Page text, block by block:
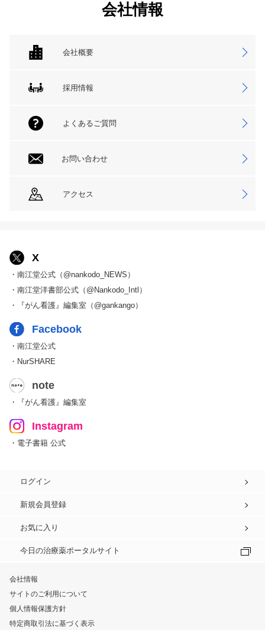
会社情報
会社概要
採用情報
よくあるご質問
お問い合わせ
アクセス
X
・南江堂公式（@nankodo_NEWS）
・南江堂洋書部公式（@Nankodo_Intl）
・『がん看護』編集室（@gankango）
Facebook
・南江堂公式
・NurSHARE
note
・『がん看護』編集室
Instagram
・電子書籍 公式
ログイン
新規会員登録
お気に入り
今日の治療薬ポータルサイト
会社情報
サイトのご利用について
個人情報保護方針
特定商取引法に基づく表示